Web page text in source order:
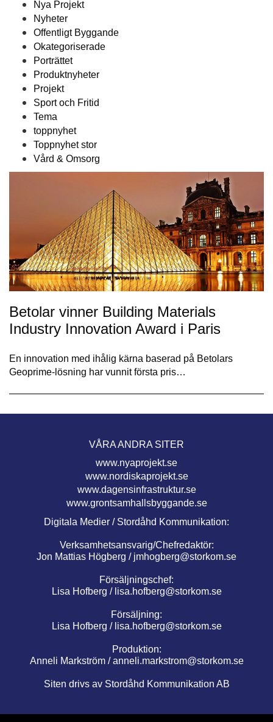
Nya Projekt
Nyheter
Offentligt Byggande
Okategoriserade
Porträttet
Produktnyheter
Projekt
Sport och Fritid
Tema
toppnyhet
Toppnyhet stor
Vård & Omsorg
Betolar vinner Building Materials
Industry Innovation Award i Paris
En innovation med ihålig kärna baserad på Betolars
Geoprime-lösning har vunnit första pris…
VÅRA ANDRA SITER
www.nyaprojekt.se
www.nordiskaprojekt.se
www.dagensinfrastruktur.se
www.grontsamhallsbyggande.se
Digitala Medier / Stordåhd Kommunikation:
Verksamhetsansvarig/Chefredaktör:
Jon Mattias Högberg / jmhogberg@storkom.se
Försäljningschef:
Lisa Hofberg / lisa.hofberg@storkom.se
Försäljning:
Lisa Hofberg / lisa.hofberg@storkom.se
Produktion:
Anneli Markström /anneli.markstrom@storkom.se
Siten drivs av Stordåhd Kommunikation AB